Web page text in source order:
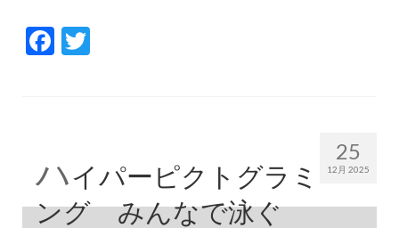
Facebook
25
12月 2025
ハイパーピクトグラミ
ング みんなで泳ぐ